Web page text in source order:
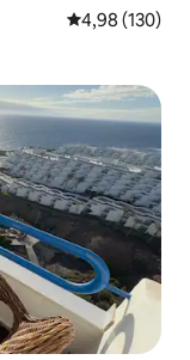
Vidutinis
4,98 (130)